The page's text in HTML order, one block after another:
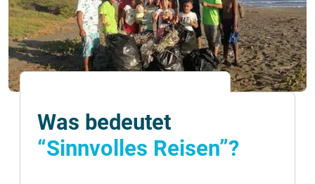
Was bedeutet
“Sinnvolles Reisen”?